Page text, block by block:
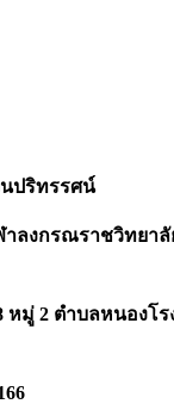
ปริทรรศน์
ลงกรณราชวิทยา
หมู่ 2 ตำบลหนองโ